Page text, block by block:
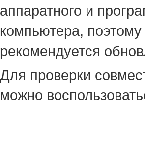
аппаратного и
компьютера,
рекомендуется
Для проверки
можно